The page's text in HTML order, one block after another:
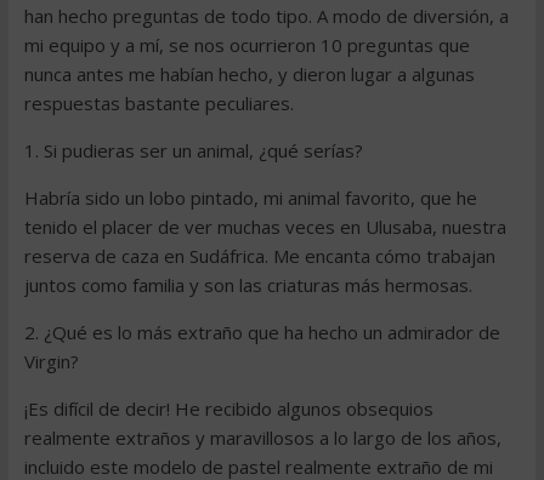
han hecho preguntas de todo tipo. A modo de diversión, a
mi equipo y a mí, se nos ocurrieron 10 preguntas que
nunca antes me habían hecho, y dieron lugar a algunas
respuestas bastante peculiares.
1. Si pudieras ser un animal, ¿qué serías?
Habría sido un lobo pintado, mi animal favorito, que he
tenido el placer de ver muchas veces en Ulusaba, nuestra
reserva de caza en Sudáfrica. Me encanta cómo trabajan
juntos como familia y son las criaturas más hermosas.
2. ¿Qué es lo más extraño que ha hecho un admirador de
Virgin?
¡Es difícil de decir! He recibido algunos obsequios
realmente extraños y maravillosos a lo largo de los años,
incluido este modelo de pastel realmente extraño de mi